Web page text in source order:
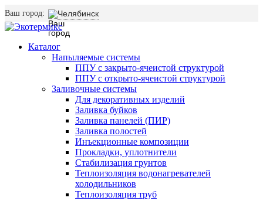
Ваш город: Челябинск
Каталог
Напыляемые системы
ППУ с закрыто-ячеистой структурой
ППУ с открыто-ячеистой структурой
Заливочные системы
Для декоративных изделий
Заливка буйков
Заливка панелей (ПИР)
Заливка полостей
Инъекционные композиции
Прокладки, уплотнители
Стабилизация грунтов
Теплоизоляция водонагревателей
холодильников
Теплоизоляция труб